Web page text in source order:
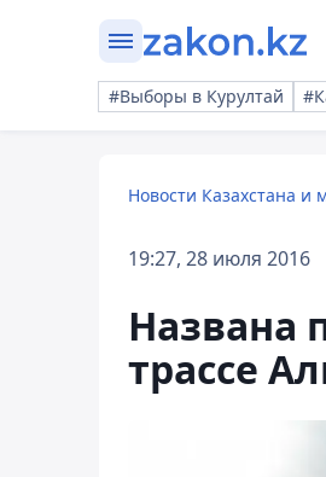
#Выборы в Курултай
Новости Казахстана и
19:27, 28 июля 2016
Названа
трассе